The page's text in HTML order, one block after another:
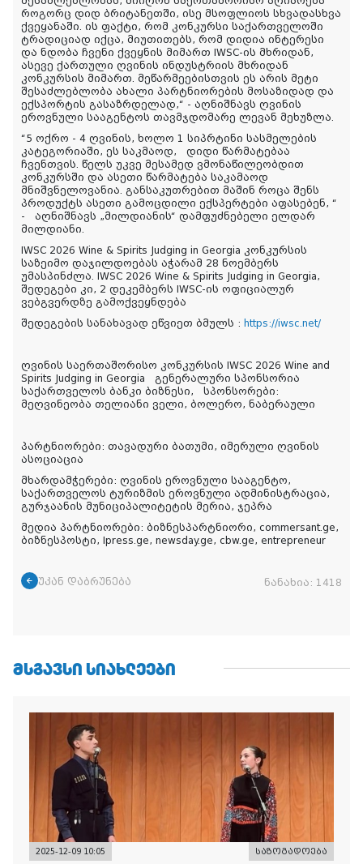
როგორც დიდ ბრიტანეთში, ისე მსოფლიოს სხვადასხვა
ქვეყანაში. ის ფაქტი, რომ კონკურსი საქართველოში
ტრადიციად იქცა, მიუთითებს, რომ დიდია ინტერესი
და ნდობა ჩვენი ქვეყნის მიმართ IWSC-ის მხრიდან,
ასევე ქართული ღვინის ინდუსტრიის მხრიდან
კონკურსის მიმართ. მეწარმეებისთვის ეს არის მეტი
შესაძლებლობა ახალი პარტნიორების მოსაზიდად და
ექსპორტის გასაზრდელად,“ - აღნიშნავს ღვინის
ეროვნული სააგენტოს თავმჯდომარე ლევან მეხუზლა.
“5 ოქრო - 4 ღვინის, ხოლო 1 სიპრტინი სასმელების
კატეგორიაში, ეს საკმაოდ, დიდი წარმატებაა
ჩვენთვის. წელს უკვე მესამედ ვმონაწილეობდით
კონკურსში და ასეთი წარმატება საკამაოდ
მნიშვნელოვანია. განსაკუთრებით მაშინ როცა შენს
პროდუქტს ასეთი გამოცდილი ექსპერტები აფასებენ, “
- აღნიშნავს „მილდიანის“ დამფუძნებელი ელდარ
მილდიანი.
IWSC 2026 Wine & Spirits Judging in Georgia კონკურსის
საზეიმო დაჯილდოებას აჭარამ 28 ნოემბერს
უმასპინძლა. IWSC 2026 Wine & Spirits Judging in Georgia,
შედეგები კი, 2 დეკემბერს IWSC-ის ოფიციალურ
ვებგვერდზე გამოქვეყნდება
შედეგების სანახავად ეწვიეთ ბმულს : https://iwsc.net/
ღვინის საერთაშორისო კონკურსის IWSC 2026 Wine and
Spirits Judging in Georgia გენერალური სპონსორია
საქართველოს ბანკი ბიზნესი, სპონსორები:
მეღვინეობა თელიანი ველი, ბოლერო, ნაბერაული
პარტნიორები: თავადური ბათუმი, იმერული ღვინის
ასოციაცია
მხარდამჭერები: ღვინის ეროვნული სააგენტო,
საქართველოს ტურიზმის ეროვნული ადმინისტრაცია,
გურჯაანის მუნიციპალიტეტის მერია, ჯეპრა
მედია პარტნიორები: ბიზნესპარტნიორი, commersant.ge,
ბიზნესპოსტი, Ipress.ge, newsday.ge, cbw.ge, entrepreneur
უკან დაბრუნება ნანახია: 1418
ᲛᲡᲒᲐᲕᲡᲘ ᲡᲘᲐᲮᲚᲔᲔᲑᲘ
2025-12-09 10:05 საზოგადოება